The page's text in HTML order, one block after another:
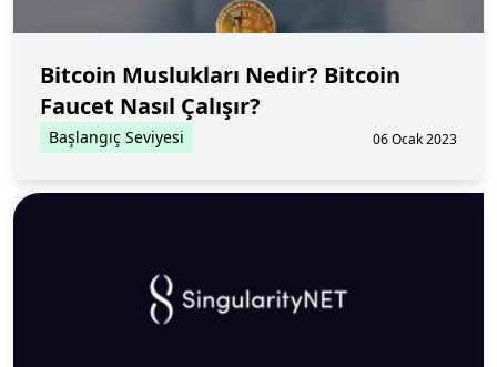
Bitcoin Muslukları Nedir? Bitcoin
Faucet Nasıl Çalışır?
Başlangıç Seviyesi 06 Ocak 2023